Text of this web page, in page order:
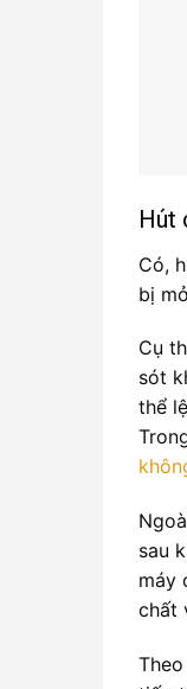
Hút
Có,
bị
Cụ
sót
thể
sau
máy
chất